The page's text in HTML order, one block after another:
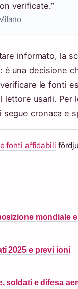
verificate.”
informato, la
una decisione
le fonti
lettore usarli.
cronaca e
fonti affidabili
mondiale e
2025 e previ ioni
soldati e difesa